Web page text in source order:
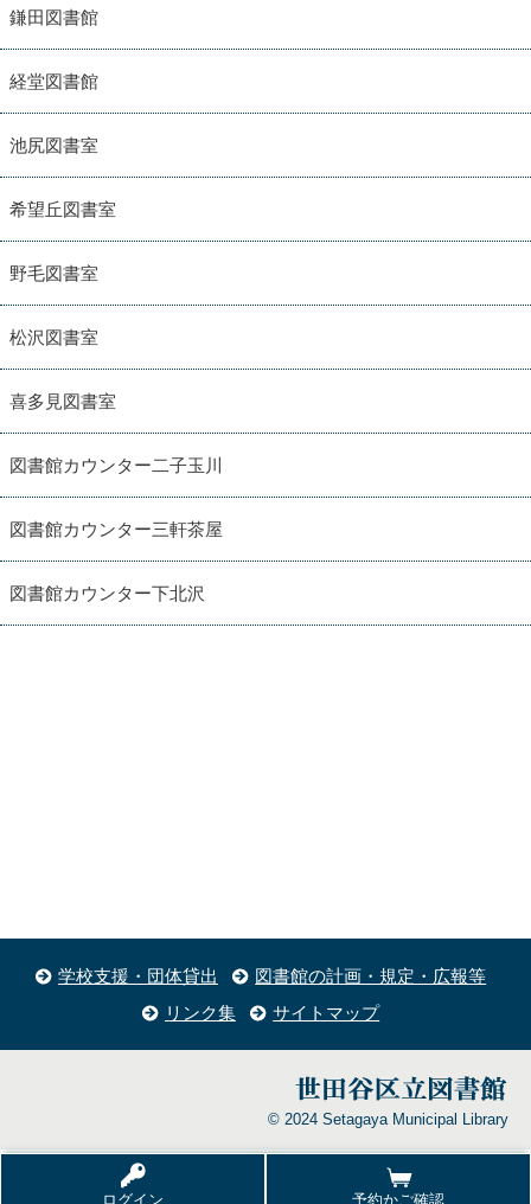
ログイン 予約かご確認
鎌田図書館
経堂図書館
池尻図書室
希望丘図書室
野毛図書室
松沢図書室
喜多見図書室
図書館カウンター二子玉川
図書館カウンター三軒茶屋
図書館カウンター下北沢
学校支援・団体貸出
図書館の計画・規定・広報等
リンク集
サイトマップ
© 2024 Setagaya Municipal Library